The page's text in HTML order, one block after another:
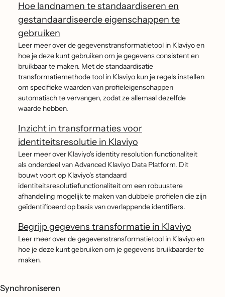
Hoe landnamen te standaardiseren en
gestandaardiseerde eigenschappen te
gebruiken
Leer meer over de gegevenstransformatietool in Klaviyo en
hoe je deze kunt gebruiken om je gegevens consistent en
bruikbaar te maken. Met de standaardisatie
transformatiemethode tool in Klaviyo kun je regels instellen
om specifieke waarden van profieleigenschappen
automatisch te vervangen, zodat ze allemaal dezelfde
waarde hebben.
Inzicht in transformaties voor
identiteitsresolutie in Klaviyo
Leer meer over Klaviyo's identity resolution functionaliteit
als onderdeel van Advanced Klaviyo Data Platform. Dit
bouwt voort op Klaviyo's standaard
identiteitsresolutiefunctionaliteit om een robuustere
afhandeling mogelijk te maken van dubbele profielen die zijn
geïdentificeerd op basis van overlappende identifiers.
Begrijp gegevens transformatie in Klaviyo
Leer meer over de gegevenstransformatietool in Klaviyo en
hoe je deze kunt gebruiken om je gegevens bruikbaarder te
maken.
Synchroniseren